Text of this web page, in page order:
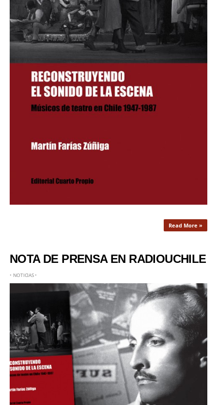
Read More »
NOTA DE PRENSA EN RADIOUCHILE
• NOTICIAS•